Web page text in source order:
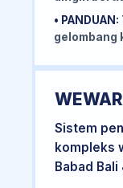
• PANDUAN:
gelombang
Sistem
kompleks
Babad